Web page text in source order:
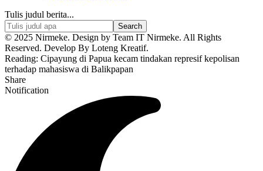
Tulis judul berita...
© 2025 Nirmeke. Design by Team IT Nirmeke. All Rights
Reserved. Develop By Loteng Kreatif.
Reading: Cipayung di Papua kecam tindakan represif kepolisan
terhadap mahasiswa di Balikpapan
Share
Notification